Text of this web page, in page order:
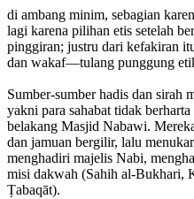
di ambang minim, sebagian
lagi karena pilihan etis setelah
pinggiran; justru dari kefakiran
dan wakaf—tulang punggung
Sumber-sumber hadis dan sirah
yakni para sahabat tidak
belakang Masjid Nabawi.
dan jamuan bergilir, lalu
menghadiri majelis Nabi,
misi dakwah (Sahih al-Bukhari,
Ṭabaqāt).